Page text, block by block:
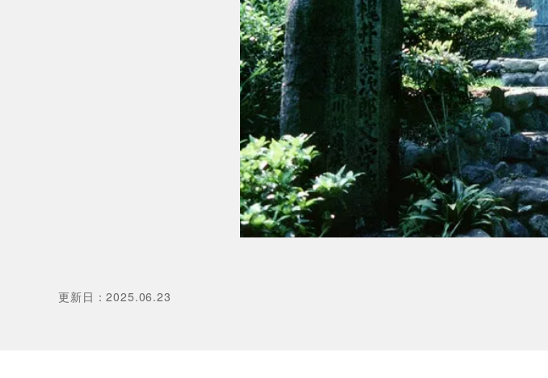
更新日 ：2025.06.23